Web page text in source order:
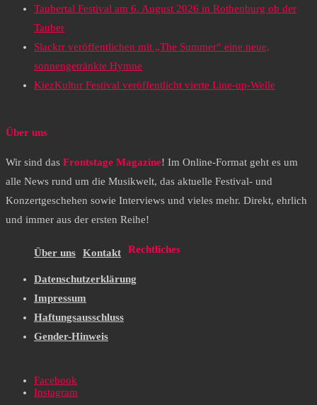
Taubertal Festival am 6. August 2026 in Rothenburg ob der
Tauber
Slackrr veröffentlichen mit „The Summer“ eine neue,
sonnengetränkte Hymne
KiezKultur Festival veröffentlicht vierte Line-up-Welle
Über uns
Wir sind das Frontstage Magazine! Im Online-Format geht es um
alle News rund um die Musikwelt, das aktuelle Festival- und
Konzertgeschehen sowie Interviews und vieles mehr. Direkt, ehrlich
und immer aus der ersten Reihe!
Über uns Kontakt Rechtliches
Datenschutzerklärung
Impressum
Haftungsausschluss
Gender-Hinweis
Facebook
Instagram